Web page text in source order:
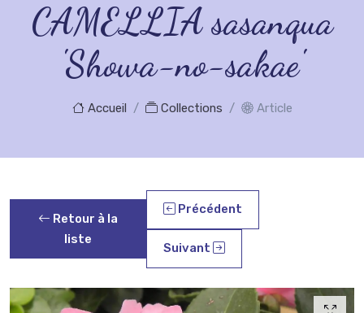
CAMELLIA sasanqua
'Showa-no-sakae'
Accueil Collections Article
Retour à la
liste
Précédent
Suivant